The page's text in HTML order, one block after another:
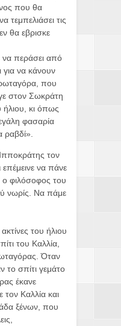
που θα
τεμπελιάσει τις
θα εβρισκε
περάσει από
να κάνουν
που
στον Σωκράτη
κι όπως
φασαρία
τον
να πάνε
φιλόσοφος του
νωρίς. Να πάμε
του ήλιου
του Καλλία,
Όταν
το σπίτι γεμάτο
έκανε
τον Καλλία και
ξένων, που